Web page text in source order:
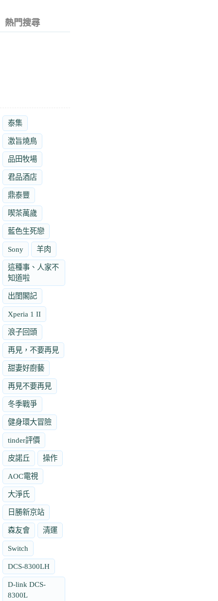
熱門搜尋
泰集
激旨燒鳥
品田牧場
君品酒店
鼎泰豐
喫茶萬歲
藍色生死戀
Sony 羊肉
這種事、人家不
知道啦
出閨閣記
Xperia 1 II
浪子回頭
再見，不要再見
甜妻好廚藝
再見不要再見
冬季戰爭
健身環大冒險
tinder評價
皮諾丘 操作
AOC電視
大淨氏
日勝新京站
森友會 清運
Switch
DCS-8300LH
D-link DCS-
8300L